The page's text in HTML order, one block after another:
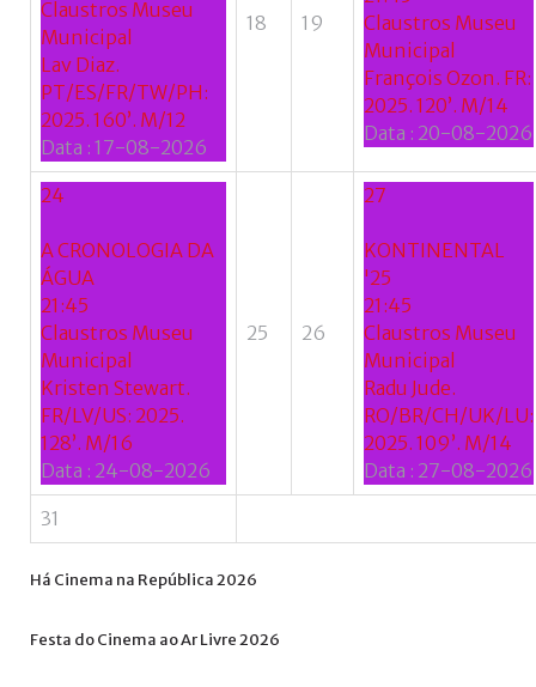
Claustros Museu
Municipal
Lav Diaz.
PT/ES/FR/TW/PH:
2025. 160’. M/12
Data : 17-08-2026
18 19
Claustros Museu
Municipal
François Ozon. FR:
2025. 120’. M/14
Data : 20-08-2026
24
A CRONOLOGIA DA
ÁGUA
21:45
Claustros Museu
Municipal
Kristen Stewart.
FR/LV/US: 2025.
128’. M/16
Data : 24-08-2026
25 26
27
KONTINENTAL
'25
21:45
Claustros Museu
Municipal
Radu Jude.
RO/BR/CH/UK/LU:
2025. 109’. M/14
Data : 27-08-2026
31
Há Cinema na República2026
Festa doCinema aoArLivre2026